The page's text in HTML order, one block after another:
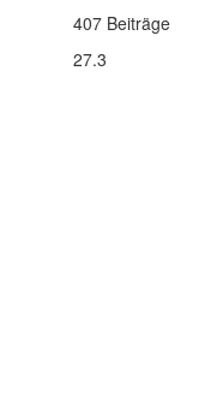
407 Beiträge
27.3